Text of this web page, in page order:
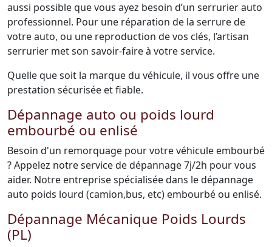
aussi possible que vous ayez besoin d’un serrurier auto
professionnel. Pour une réparation de la serrure de
votre auto, ou une reproduction de vos clés, l’artisan
serrurier met son savoir-faire à votre service.
Quelle que soit la marque du véhicule, il vous offre une
prestation sécurisée et fiable.
Dépannage auto ou poids lourd
embourbé ou enlisé
Besoin d'un remorquage pour votre véhicule embourbé
? Appelez notre service de dépannage 7j/2h pour vous
aider. Notre entreprise spécialisée dans le dépannage
auto poids lourd (camion,bus, etc) embourbé ou enlisé.
Dépannage Mécanique Poids Lourds
(PL)